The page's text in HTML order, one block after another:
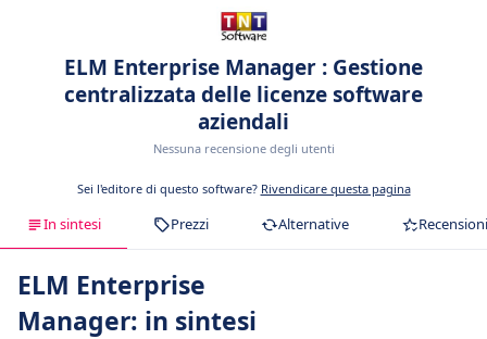
ELM Enterprise Manager : Gestione
centralizzata delle licenze software
aziendali
Nessuna recensione degli utenti
Sei l'editore di questo software? Rivendicare questa pagina
In sintesi Prezzi Alternative Recensioni
ELM Enterprise
Manager: in sintesi